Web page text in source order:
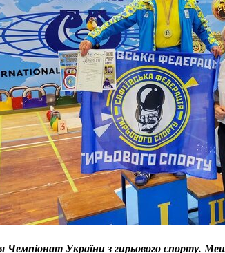
Чемпіонат України з гирьового спорту.